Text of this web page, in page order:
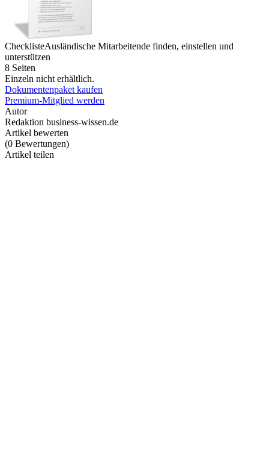
ChecklisteAusländische Mitarbeitende finden, einstellen und
unterstützen
8 Seiten
Einzeln nicht erhältlich.
Dokumentenpaket kaufen
Premium-Mitglied werden
Autor
Redaktion business-wissen.de
Artikel bewerten
(0 Bewertungen)
Artikel teilen